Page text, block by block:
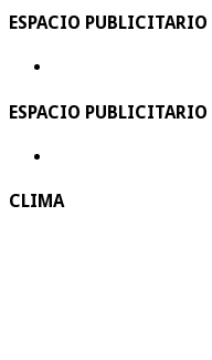
ESPACIO PUBLICITARIO
ESPACIO PUBLICITARIO
CLIMA